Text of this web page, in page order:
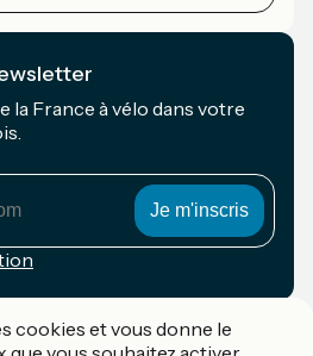
la France à vélo dans votre
cookies et vous donne le